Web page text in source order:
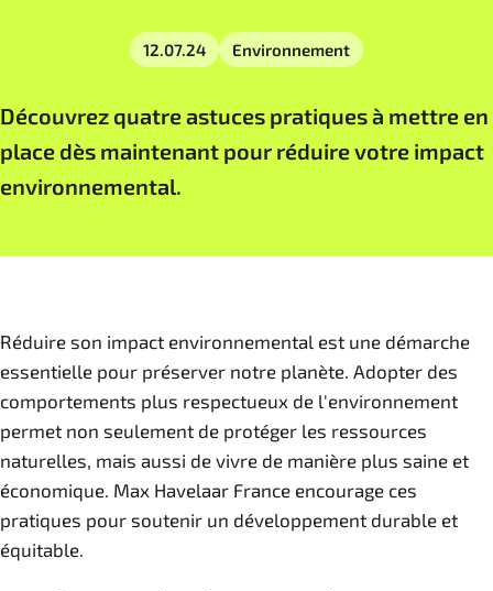
12.07.24 Environnement
Découvrez quatre astuces pratiques à mettre en
place dès maintenant pour réduire votre impact
environnemental.
Réduire son impact environnemental est une démarche
essentielle pour préserver notre planète. Adopter des
comportements plus respectueux de l'environnement
permet non seulement de protéger les ressources
naturelles, mais aussi de vivre de manière plus saine et
économique. Max Havelaar France encourage ces
pratiques pour soutenir un développement durable et
équitable.